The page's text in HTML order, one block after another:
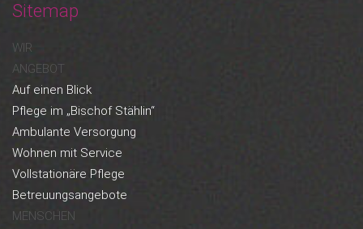
Sitemap
WIR
ANGEBOT
Auf einen Blick
Pflege im „Bischof Stählin“
Ambulante Versorgung
Wohnen mit Service
Vollstationäre Pflege
Betreuungsangebote
MENSCHEN